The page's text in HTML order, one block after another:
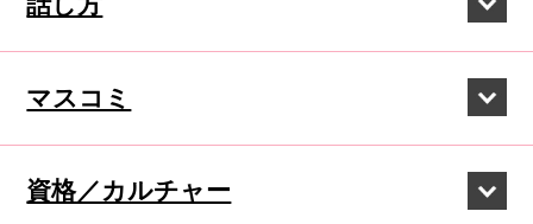
マスコミ
資格／カルチャー